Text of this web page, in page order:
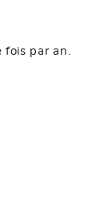
fois par an.